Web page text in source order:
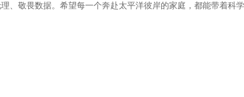
、敬畏数据。希望每一个奔赴太平洋彼岸的家庭，都能带着科